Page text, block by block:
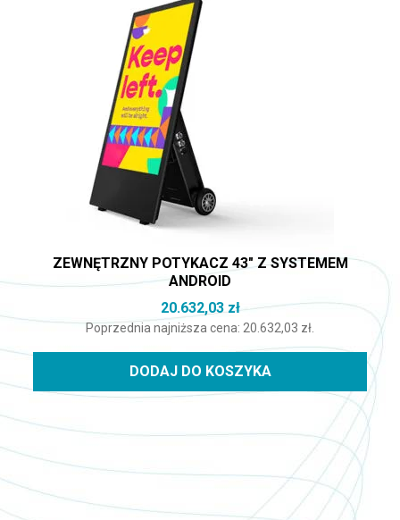
ZEWNĘTRZNY POTYKACZ 43″ Z SYSTEMEM
ANDROID
20.632,03zł
Poprzednia najniższa cena: 20.632,03 zł.
DODAJ DO KOSZYKA